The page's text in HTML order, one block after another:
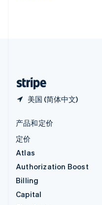
美国 (简体中文)
产品和定价
定价
Atlas
Authorization Boost
Billing
Capital